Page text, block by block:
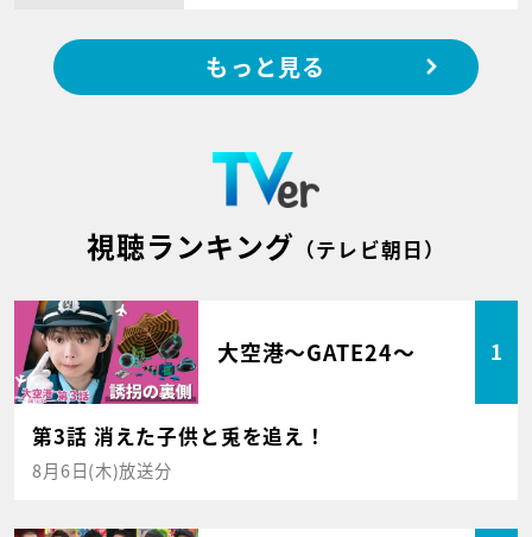
もっと見る
視聴ランキング （テレビ朝日）
大空港～GATE24～ 1
第3話 消えた子供と兎を追え！
8月6日(木)放送分